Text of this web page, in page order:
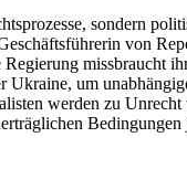
sondern
von
missbraucht
Ukraine, um
werden zu